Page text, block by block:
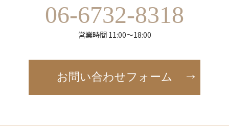
06-6732-8318
営業時間 11:00～18:00
お問い合わせフォーム